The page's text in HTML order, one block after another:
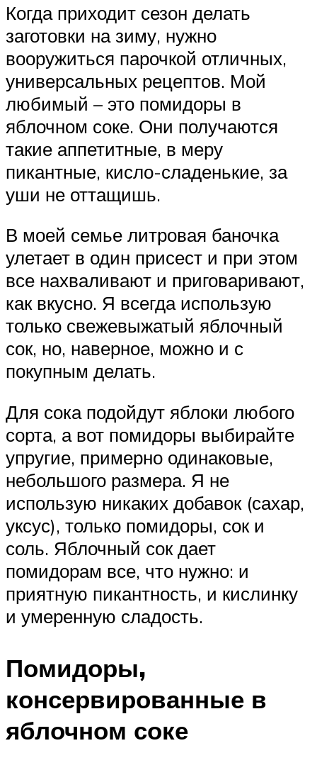
Когда приходит сезон делать
заготовки на зиму, нужно
вооружиться парочкой отличных,
универсальных рецептов. Мой
любимый – это помидоры в
яблочном соке. Они получаются
такие аппетитные, в меру
пикантные, кисло-сладенькие, за
уши не оттащишь.
В моей семье литровая баночка
улетает в один присест и при этом
все нахваливают и приговаривают,
как вкусно. Я всегда использую
только свежевыжатый яблочный
сок, но, наверное, можно и с
покупным делать.
Для сока подойдут яблоки любого
сорта, а вот помидоры выбирайте
упругие, примерно одинаковые,
небольшого размера. Я не
использую никаких добавок (сахар,
уксус), только помидоры, сок и
соль. Яблочный сок дает
помидорам все, что нужно: и
приятную пикантность, и кислинку
и умеренную сладость.
Помидоры,
консервированные в
яблочном соке